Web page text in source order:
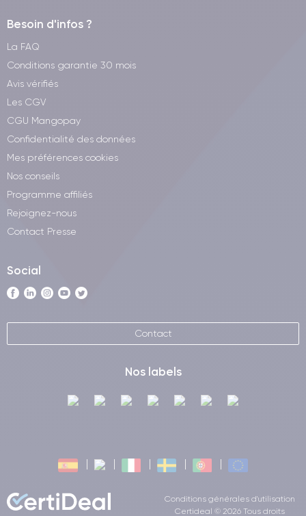
Besoin d'infos ?
La FAQ
Conditions garantie 30 mois
Avis vérifiés
Les CGV
CGU Mangopay
Confidentialité des données
Mes préférences cookies
Nos conseils
Programme affiliés
Rejoignez-nous
Contact Presse
Social
Contact
Nos labels
Conditions générales d'utilisation
Certideal © 2026 Tous droits